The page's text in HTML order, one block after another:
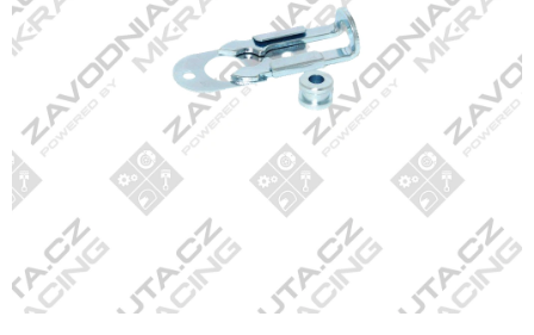
FANOUŠCI
Profil
firmy
Obchodní
podmínky
Doprava